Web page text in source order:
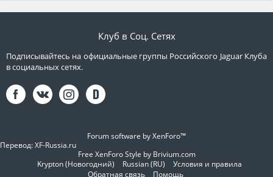
Клуб в Соц. Сетях
Подписывайтесь на официальные группы Российского Jaguar Клуба
в социальных сетях.
Forum software by XenForo™
Перевод:XF-Russia.ru
Free XenForo Style by Brivium.com
Krypton (Новогодний)
Russian (RU)
Условия и правила
Обратная связь
Помощь